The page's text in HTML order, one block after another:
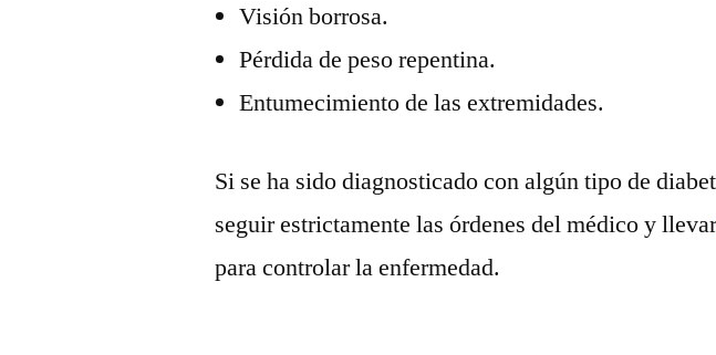
Visión borrosa.
Pérdida de peso repentina.
Entumecimiento de las extremidades.
Si se ha sido diagnosticado con algún tipo de
seguir estrictamente las órdenes del médico y
para controlar la enfermedad.